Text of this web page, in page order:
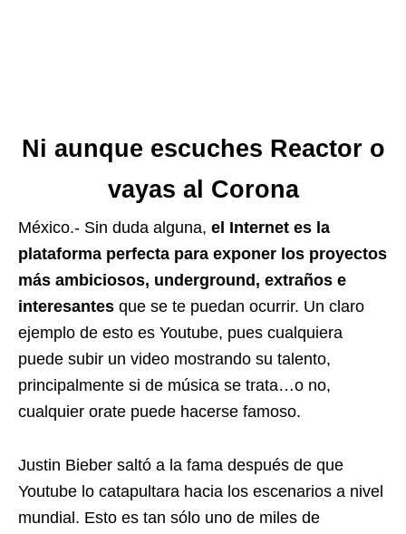
Ni aunque escuches Reactor o
vayas al Corona
México.- Sin duda alguna, el Internet es la
plataforma perfecta para exponer los proyectos
más ambiciosos, underground, extraños e
interesantes que se te puedan ocurrir. Un claro
ejemplo de esto es Youtube, pues cualquiera
puede subir un video mostrando su talento,
principalmente si de música se trata…o no,
cualquier orate puede hacerse famoso.
Justin Bieber saltó a la fama después de que
Youtube lo catapultara hacia los escenarios a nivel
mundial. Esto es tan sólo uno de miles de